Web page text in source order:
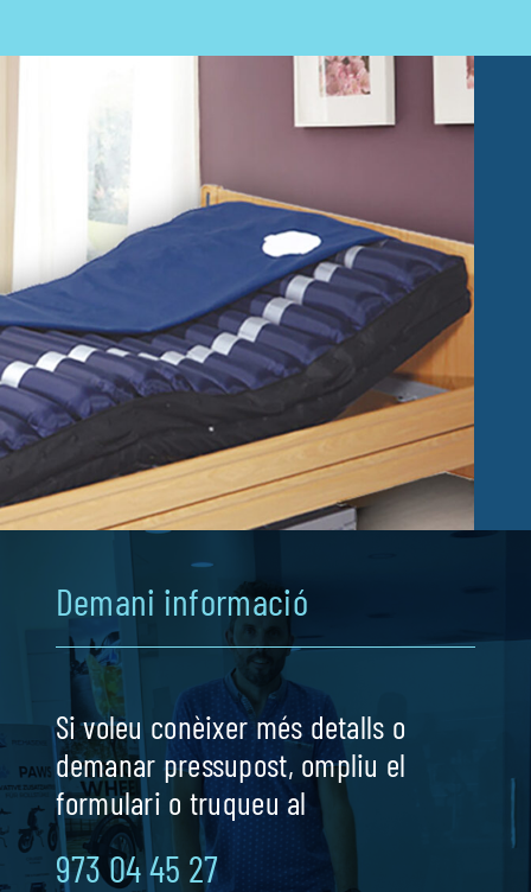
Ortopèdia
Demani informació
Si voleu conèixer més detalls o
demanar pressupost, ompliu el
formulari o truqueu al
973 04 45 27